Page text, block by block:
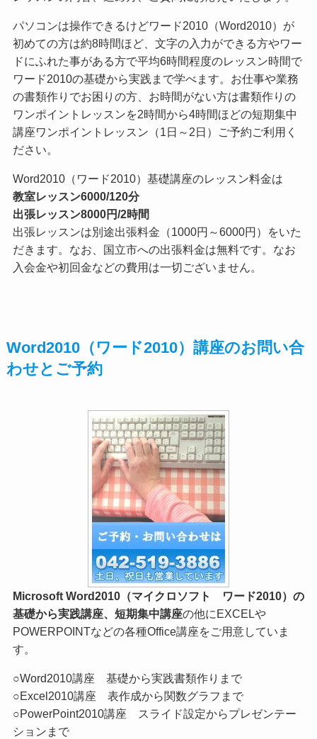
パソコンは操作できるけどワード2010（Word2010）が
初めての方は約8時間ほど、文字の入力ができる方やワー
ドにふれた事がある方で平均6時間程度のレッスン時間で
ワード2010の基礎から実践まで学べます。お仕事や業務
の書類作りでお困りの方、お時間がない方は書類作りの
ワンポイントレッスンを2時間から4時間ほどの短期集中
講座ワンポイントレッスン（1日～2日）ご予約ご利用く
ださい。
Word2010（ワード2010）基礎講座のレッスン料金は
教室レッスン6000/120分
出張レッスン8000円/2時間
出張レッスンは別途出張料金（1000円～6000円）をいた
だきます。なお、国立市への出張料金は無料です。なお
入会金や初回金などの費用は一切ございません。
Word2010（ワード2010）講座のお問い合
わせとご予約
Microsoft Word2010（マイクロソフト ワード2010）の
基礎から実践講座、短期集中講座の他にEXCELや
POWERPOINTなどの各種Office講座をご用意していま
す。
○Word2010講座 基礎から実践書類作りまで
○Excel2010講座 表作成から関数グラフまで
○PowerPoint2010講座 スライド設定からプレゼンテー
ションまで